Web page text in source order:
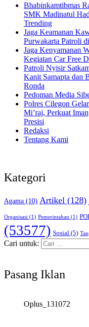
Bhabinkamtibmas
SMK Madinatul
Trending
Jaga Keamanan
Purwakarta Patroli
Jaga Kenyamanan
Kegiatan Car Free
Patroli Nyisir
Kanit Samapta dan
Ronda
Pedoman Media
Polres Cilegon
Mi’raj, Perkuat
Presisi
Redaksi
Tentang Kami
Kategori
Agama (10) Artikel (128)
Organisasi (1) Pemerintahan (1)
(53577) Sosial (5)
Cari untuk:
Pasang Iklan
Oplus_131072